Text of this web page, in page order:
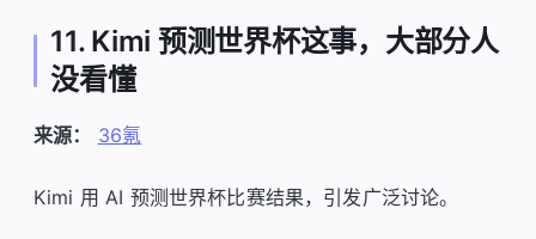
11. Kimi 预测世界杯这事，大部分人
没看懂
来源： 36氪
Kimi 用 AI 预测世界杯比赛结果，引发广泛讨论。